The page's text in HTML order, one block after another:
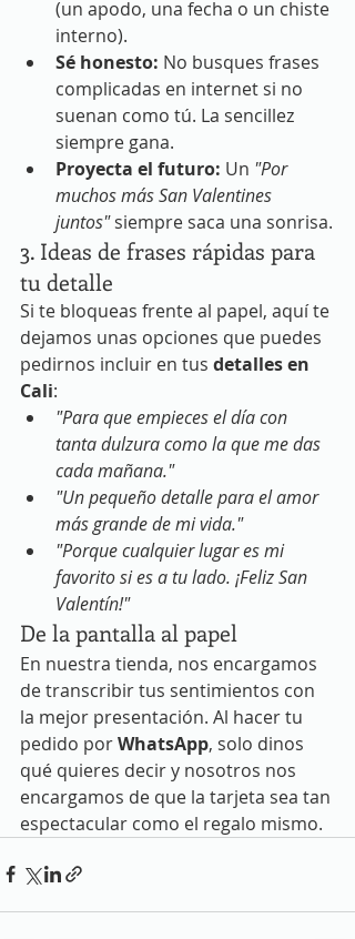
(un apodo, una fecha o un chiste
interno).
Sé honesto: No busques frases
complicadas en internet si no
suenan como tú. La sencillez
siempre gana.
Proyecta el futuro: Un "Por
muchos más San Valentines
juntos" siempre saca una sonrisa.
3. Ideas de frases rápidas para
tu detalle
Si te bloqueas frente al papel, aquí te
dejamos unas opciones que puedes
pedirnos incluir en tus detalles en
Cali:
"Para que empieces el día con
tanta dulzura como la que me das
cada mañana."
"Un pequeño detalle para el amor
más grande de mi vida."
"Porque cualquier lugar es mi
favorito si es a tu lado. ¡Feliz San
Valentín!"
De la pantalla al papel
En nuestra tienda, nos encargamos
de transcribir tus sentimientos con
la mejor presentación. Al hacer tu
pedido por WhatsApp, solo dinos
qué quieres decir y nosotros nos
encargamos de que la tarjeta sea tan
espectacular como el regalo mismo.